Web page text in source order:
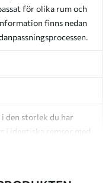
för olika rum och
finns nedan
den storlek du har
i identiska remsor med